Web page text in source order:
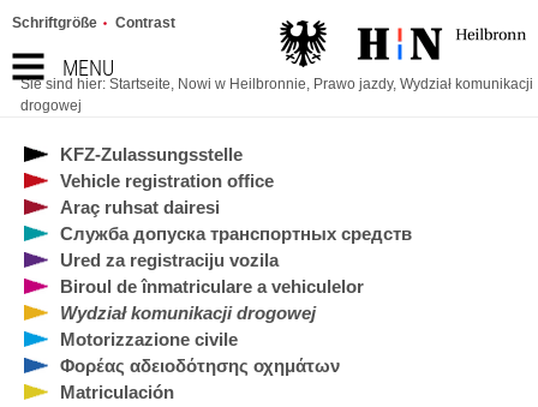
MENU
Schriftgröße Contrast
Sie sind hier: Startseite, Nowi w Heilbronnie, Prawo jazdy, Wydział komunikacji
drogowej
KFZ-Zulassungsstelle
Vehicle registration office
Araç ruhsat dairesi
Служба допуска транспортных средств
Ured za registraciju vozila
Biroul de înmatriculare a vehiculelor
Wydział komunikacji drogowej
Motorizzazione civile
Φορέας αδειοδότησης οχημάτων
Matriculación